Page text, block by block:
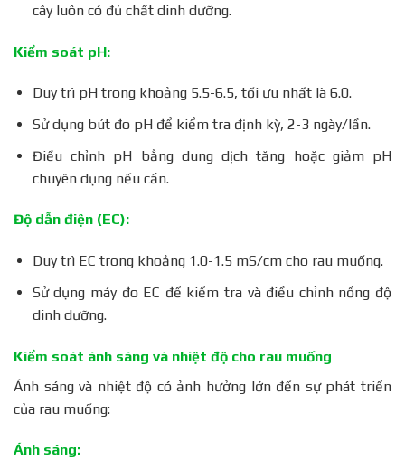
cây luôn có đủ chất dinh dưỡng.
Kiểm soát pH:
Duy trì pH trong khoảng 5.5-6.5, tối ưu nhất là 6.0.
Sử dụng bút đo pH để kiểm tra định kỳ, 2-3 ngày/lần.
Điều chỉnh pH bằng dung dịch tăng hoặc giảm pH
chuyên dụng nếu cần.
Độ dẫn điện (EC):
Duy trì EC trong khoảng 1.0-1.5 mS/cm cho rau muống.
Sử dụng máy đo EC để kiểm tra và điều chỉnh nồng độ
dinh dưỡng.
Kiểm soát ánh sáng và nhiệt độ cho rau muống
Ánh sáng và nhiệt độ có ảnh hưởng lớn đến sự phát triển
của rau muống:
Ánh sáng: